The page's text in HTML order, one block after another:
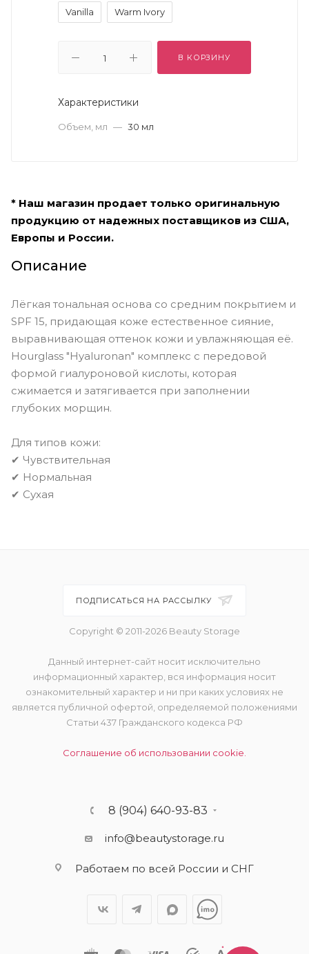
Vanilla Warm Ivory
В КОРЗИНУ
Характеристики
Объем, мл — 30 мл
* Наш магазин продает только оригинальную
продукцию от надежных поставщиков из США,
Европы и России.
Описание
Лёгкая тональная основа со средним покрытием и
SPF 15, придающая коже естественное сияние,
выравнивающая оттенок кожи и увлажняющая её.
Hourglass "Hyaluronan" комплекс с передовой
формой гиалуроновой кислоты, которая
сжимается и затягивается при заполнении
глубоких морщин.
Для типов кожи:
✔ Чувствительная
✔ Нормальная
✔ Сухая
ПОДПИСАТЬСЯ НА РАССЫЛКУ
Copyright © 2011-2026 Beauty Storage
Данный интернет-сайт носит исключительно
информационный характер, вся информация носит
ознакомительный характер и ни при каких условиях не
является публичной офертой, определяемой положениями
Статьи 437 Гражданского кодекса РФ
Соглашение об использовании cookie.
8 (904) 640-93-83
info@beautystorage.ru
Работаем по всей России и СНГ